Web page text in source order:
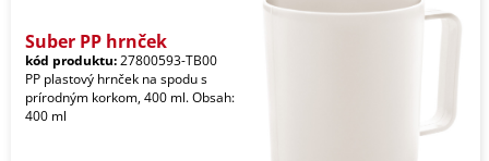
Suber PP hrnček
kód produktu:27800593-TB00
PP plastový hrnček na spodu s
prírodným korkom, 400 ml. Obsah:
400 ml